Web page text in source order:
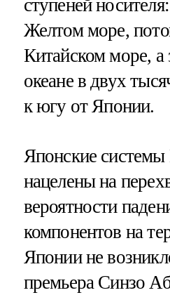
ступеней
Желтом море,
Китайском море, а
океане в двух
к югу от Японии.
Японские
нацелены на
вероятности
компонентов на
Японии не
премьера Синзо